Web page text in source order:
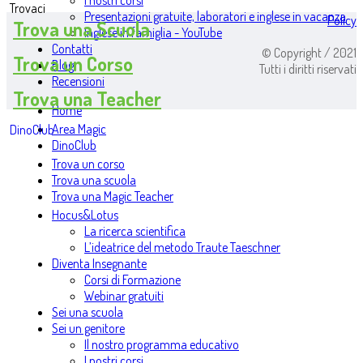
Presentazioni gratuite, laboratori e inglese in vacanza
Inglese in famiglia - YouTube
Contatti
Blog
Recensioni
Home
Area Magic
DinoClub
Trova un corso
Trova una scuola
Trova una Magic Teacher
Hocus&Lotus
La ricerca scientifica
L’ideatrice del metodo Traute Taeschner
Diventa Insegnante
Corsi di Formazione
Webinar gratuiti
Sei una scuola
Sei un genitore
Il nostro programma educativo
Trovaci
Trova una Scuola
Trova un Corso
Trova una Teacher
DinoClub
Policy
© Copyright / 2021
Tutti i diritti riservati